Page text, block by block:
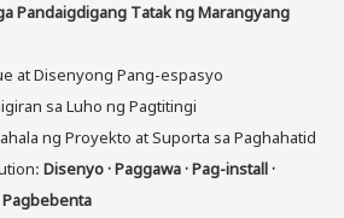
Pandaigdigang Tatak ng Marangyang
at Disenyong Pang-espasyo
sa Luho ng Pagtitingi
ng Proyekto at Suporta sa Paghahatid
Disenyo · Paggawa · Pag-install ·